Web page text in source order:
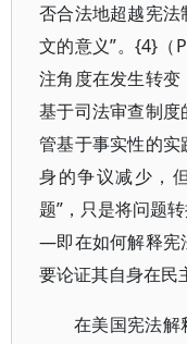
否合法地超越宪
文的意义”。{4}（
注角度在发生转
基于司法审查制
管基于事实性的
身的争议减少，
题”，只是将问题
—即在如何解释宪
要论证其自身在民
在美国宪法解